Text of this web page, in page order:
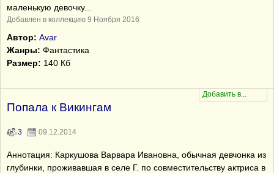
маленькую девочку...
Добавлен в коллекцию 9 Ноября 2016
Автор: Avar
Жанры: Фантастика
Размер: 140 Кб
Попала к Викингам
3 09.12.2014
Аннотация: Каркушова Варвара Ивановна, обычная девчонка из
глубинки, проживавшая в селе Г. по совместительству актриса в